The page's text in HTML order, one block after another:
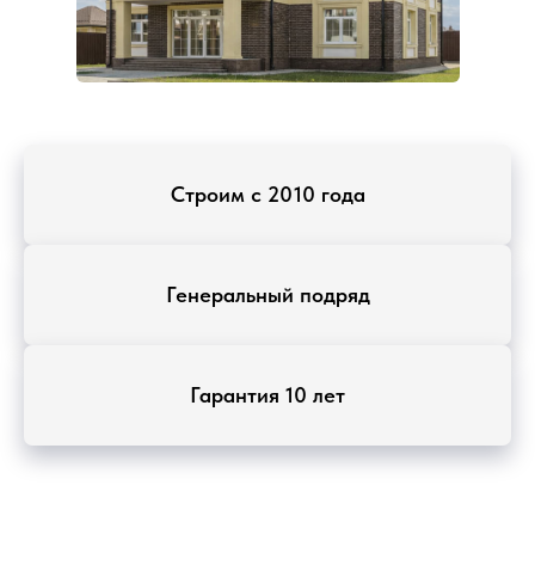
Строим с 2010 года
Генеральный подряд
Гарантия 10 лет